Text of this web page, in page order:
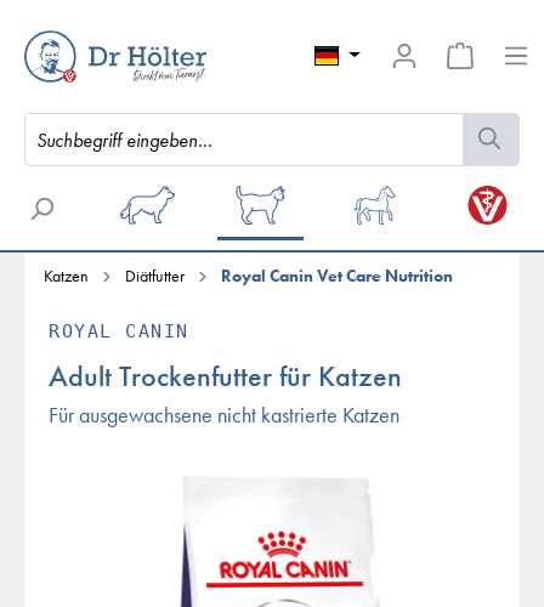
Katzen Diätfutter Royal Canin Vet Care Nutrition
ROYAL CANIN
Adult Trockenfutter für Katzen
Für ausgewachsene nicht kastrierte Katzen